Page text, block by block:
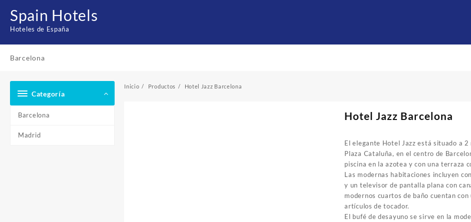
contenido
Spain Hotels
Hoteles de España
Barcelona
Categoría
Barcelona
Madrid
Inicio Productos Hotel Jazz Barcelona
Hotel Jazz Barcelona
El elegante Hotel Jazz está situado a 2
Plaza Cataluña, en el centro de
piscina en la azotea y con una terraza
Las modernas habitaciones incluyen
y un televisor de pantalla plana con
modernos cuartos de baño cuentan
artículos de tocador.
El bufé de desayuno se sirve en la